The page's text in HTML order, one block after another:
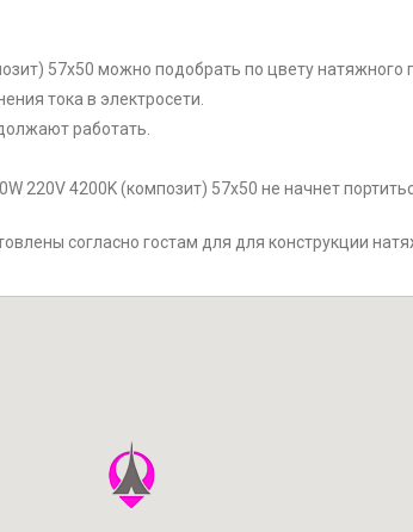
57x50 можно подобрать по цвету натяжного
тока в электросети.
работать.
220V 4200K (композит) 57x50 не начнет
согласно гостам для для конструкции